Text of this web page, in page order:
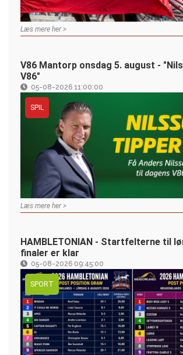
Læs mere her >
V86 Mantorp onsdag 5. august -
V86"
05-08-2026 11:00:00
SPIL
Læs mere her >
HAMBLETONIAN - Startfelterne til
finaler er klar
05-08-2026 09:45:00
SPORT